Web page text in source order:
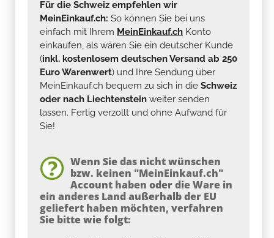
Für die Schweiz empfehlen wir
MeinEinkauf.ch: So können Sie bei uns
einfach mit Ihrem MeinEinkauf.ch Konto
einkaufen, als wären Sie ein deutscher Kunde
(inkl. kostenlosem deutschen Versand ab 250
Euro Warenwert) und Ihre Sendung über
MeinEinkauf.ch bequem zu sich in die Schweiz
oder nach Liechtenstein weiter senden
lassen. Fertig verzollt und ohne Aufwand für
Sie!
Wenn Sie das nicht wünschen
bzw. keinen "MeinEinkauf.ch"
Account haben oder die Ware in
ein anderes Land außerhalb der EU
geliefert haben möchten, verfahren
Sie bitte wie folgt: